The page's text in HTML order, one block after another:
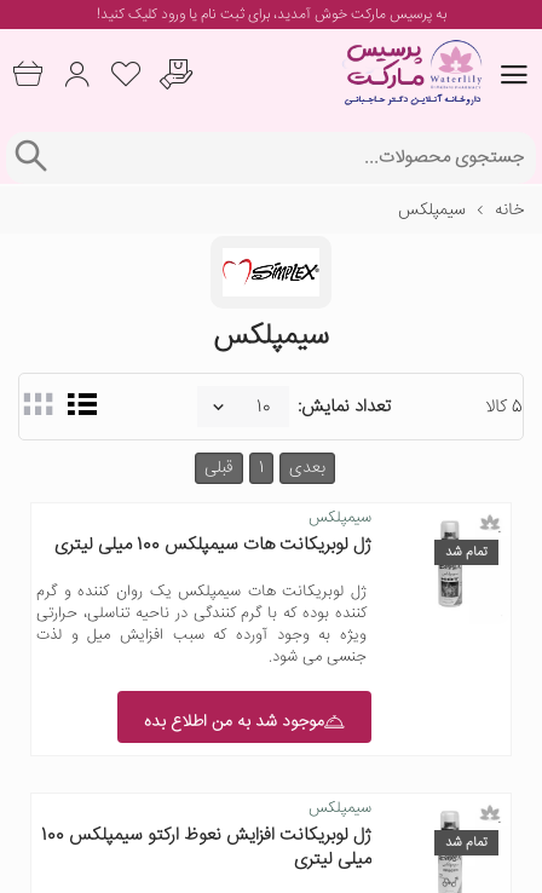
به پرسیس مارکت خوش آمدید، برایثبت نام یا ورودکلیک کنید!
خانه سیمپلکس
سیمپلکس
5 کالا تعداد نمایش:
قبلی 1 بعدی
تمام شد
سیمپلکس
ژل لوبریکانت هات سیمپلکس 100 میلی لیتری
ژل لوبریکانت هات سیمپلکس یک روان کننده و گرم
کننده بوده که با گرم کنندگی در ناحیه تناسلی، حرارتی
ویژه به وجود آورده که سبب افزایش میل و لذت
جنسی می شود.
موجود شد به من اطلاع بده
تمام شد
سیمپلکس
ژل لوبریکانت افزایش نعوظ ارکتو سیمپلکس 100
میلی لیتری